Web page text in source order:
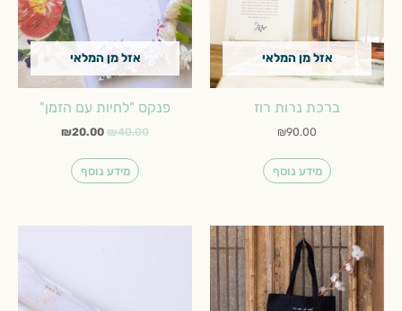
אזל מן המלאי
ברכת נרות רוז
₪90.00
מידע נוסף
אזל מן המלאי
פנקס "לחיות עם הזמן"
₪40.00
₪20.00
מידע נוסף